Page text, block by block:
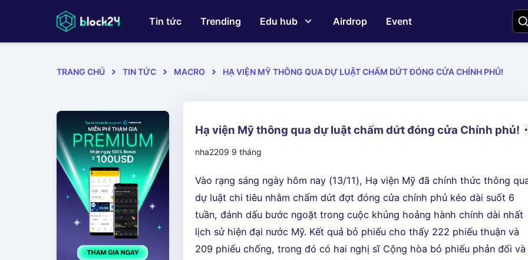
Tin tức Trending Edu hub Airdrop Event
TRANG CHỦ TIN TỨC MACRO HẠ VIỆN MỸ THÔNG QUA DỰ LUẬT CHẤM DỨT ĐÓNG CỬA CHÍNH PHỦ!
Hạ viện Mỹ thông qua dự luật chấm dứt đóng cửa Chính phủ!
nha2209 9 tháng
Vào rạng sáng ngày hôm nay (13/11), Hạ viện Mỹ đã chính thức thông
dự luật chi tiêu nhằm chấm dứt đợt đóng cửa chính phủ kéo dài suốt 6
tuần, đánh dấu bước ngoặt trong cuộc khủng hoảng hành chính dài nhất
lịch sử hiện đại nước Mỹ. Kết quả bỏ phiếu cho thấy 222 phiếu thuận và
209 phiếu chống, trong đó có hai nghị sĩ Cộng hòa bỏ phiếu phản đối và